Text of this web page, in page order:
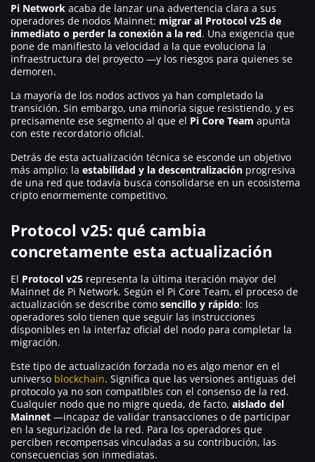
Pi Network acaba de lanzar una advertencia clara a sus
operadores de nodos Mainnet: migrar al Protocol v25 de
inmediato o perder la conexión a la red. Una exigencia que
pone de manifiesto la velocidad a la que evoluciona la
infraestructura del proyecto —y los riesgos para quienes se
demoren.
La mayoría de los nodos activos ya han completado la
transición. Sin embargo, una minoría sigue resistiendo, y es
precisamente ese segmento al que el Pi Core Team apunta
con este recordatorio oficial.
Detrás de esta actualización técnica se esconde un objetivo
más amplio: la estabilidad y la descentralización progresiva
de una red que todavía busca consolidarse en un ecosistema
cripto enormemente competitivo.
Protocol v25: qué cambia
concretamente esta actualización
El Protocol v25 representa la última iteración mayor del
Mainnet de Pi Network. Según el Pi Core Team, el proceso de
actualización se describe como sencillo y rápido: los
operadores solo tienen que seguir las instrucciones
disponibles en la interfaz oficial del nodo para completar la
migración.
Este tipo de actualización forzada no es algo menor en el
universo blockchain. Significa que las versiones antiguas del
protocolo ya no son compatibles con el consenso de la red.
Cualquier nodo que no migre queda, de facto, aislado del
Mainnet —incapaz de validar transacciones o de participar
en la segurización de la red. Para los operadores que
perciben recompensas vinculadas a su contribución, las
consecuencias son inmediatas.